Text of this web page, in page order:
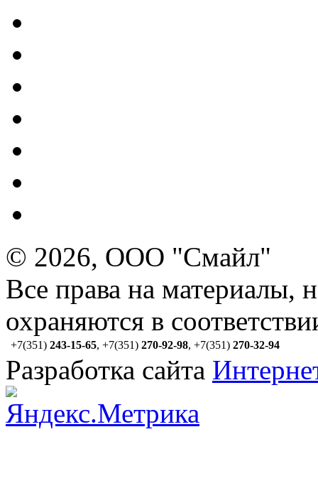
© 2026, ООО "Смайл"
Все права на материалы,
охраняются в
+7(351) 243-15-65, +7(351) 270-92-98, +7(351) 270-32-94
Разработка сайта